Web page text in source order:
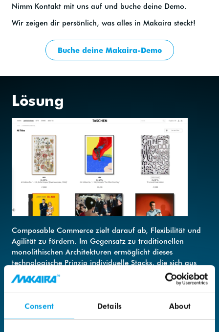
Consent Details About
Nimm Kontakt mit uns auf und buche deine Demo.
Wir zeigen dir persönlich, was alles in Makaira steckt!
Buche deine Makaira-Demo
Lösung
Composable Commerce zielt darauf ab, Flexibilität und
Agilität zu fördern. Im Gegensatz zu traditionellen
monolithischen Architekturen ermöglicht dieses
technologische Prinzip individuelle Stacks, die sich aus
verschiedenen Lösungen für Bereiche wie z. B. Content
Management, Produktkatalogverwaltung,
Zahlungsabwicklung, Versand,
Marketingautomatisierung und Kundenbindung
zusammensetzen können.